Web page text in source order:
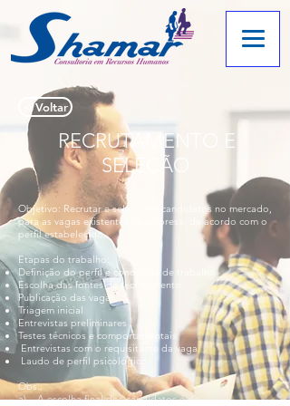
< Voltar
RECRUTAMENTO E
SELEÇÃO
Objetivo: Recrutar e selecionar candidatos no mercado,
para as vagas existentes na empresa, de acordo com o
perfil estabelecido.
Etapas do trabalho:
Definição do perfil e condições de trabalho
Escolha das fontes de recrutamento
Publicação das vagas
Triagem inicial
Entrevistas preliminares
Testes técnicos e comportamentais
Entrevistas com o requisitante da vaga
Laudo de perfil psicológico
Obs.:
a) A escolha final dos candidatos é de